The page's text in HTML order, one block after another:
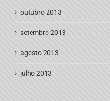
outubro 2013
setembro 2013
agosto 2013
julho 2013